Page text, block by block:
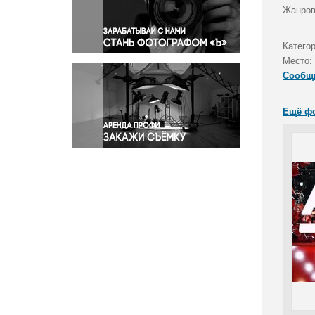
Правосудие
Происшествия и конфликты
Религия
Светская жизнь
Спорт
Экология
Экономика и бизнес
Место:
Ещё